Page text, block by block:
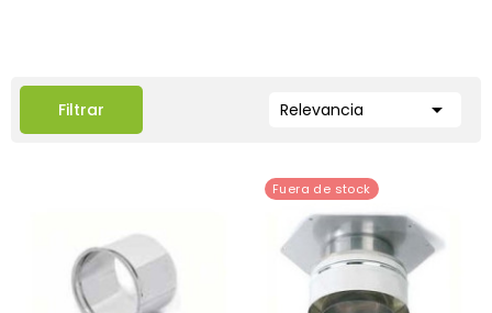
Filtrar Relevancia 
Fuera de stock